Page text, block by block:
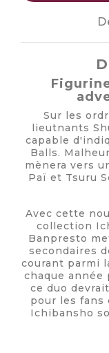
Sur les
lieutnants
capable
Balls.
mènera vers
Paï et Tsuru
Avec cette
collection
Banpresto
secondaires
courant parmi
chaque année
ce duo
pour les fans
Ichibansho